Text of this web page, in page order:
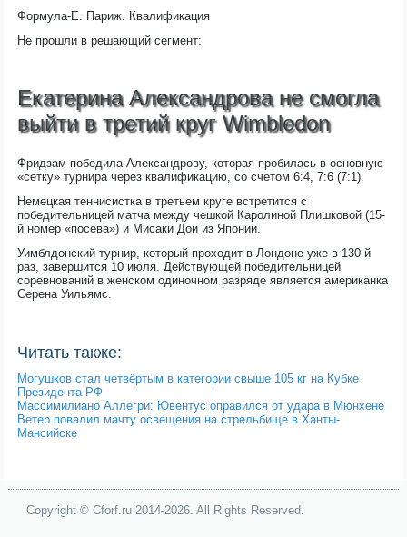
Формула-Е. Париж. Квалификация
Не прошли в решающий сегмент:
Екатерина Александрова не смогла
выйти в третий круг Wimbledon
Фридзам победила Александрову, которая пробилась в основную
«сетку» турнира через квалификацию, со счетом 6:4, 7:6 (7:1).
Немецкая теннисистка в третьем круге встретится с
победительницей матча между чешкой Каролиной Плишковой (15-
й номер «посева») и Мисаки Дои из Японии.
Уимблдонский турнир, который проходит в Лондоне уже в 130-й
раз, завершится 10 июля. Действующей победительницей
соревнований в женском одиночном разряде является американка
Серена Уильямс.
Читать также:
Могушков стал четвёртым в категории свыше 105 кг на Кубке
Президента РФ
Массимилиано Аллегри: Ювентус оправился от удара в Мюнхене
Ветер повалил мачту освещения на стрельбище в Ханты-
Мансийске
Copyright © Cforf.ru 2014-2026. All Rights Reserved.